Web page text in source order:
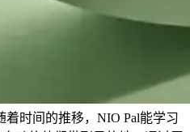
时间的推移，NIO Pal能学习